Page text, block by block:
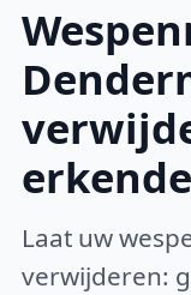
Laat uw
verwijderen: